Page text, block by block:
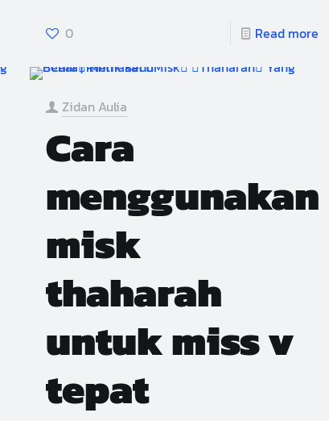
0 Read more
Zidan Aulia
Cara
menggunakan
misk
thaharah
untuk miss v
tepat